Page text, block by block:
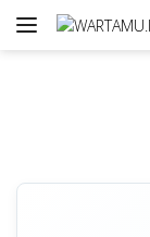
Langsung